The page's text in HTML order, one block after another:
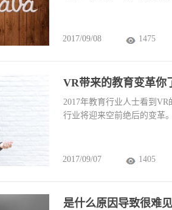
2017/09/08 1475
VR带来的教育变革你
2017年教育行业人士看到
行业将迎来空前绝后的变革
2017/09/07 1405
是什么原因导致很难